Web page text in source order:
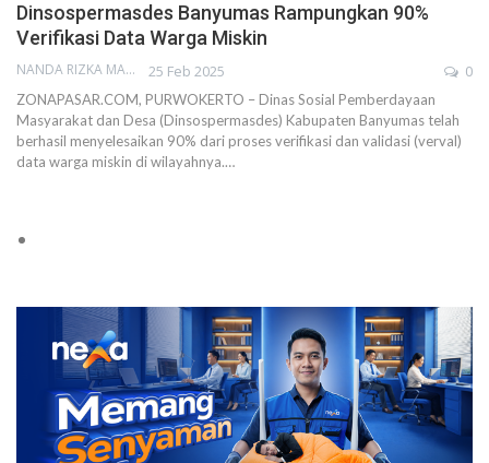
Dinsospermasdes Banyumas Rampungkan 90%
Verifikasi Data Warga Miskin
NANDA RIZKA MAHENDRA 25 Feb 2025 0
ZONAPASAR.COM, PURWOKERTO – Dinas Sosial Pemberdayaan
Masyarakat dan Desa (Dinsospermasdes) Kabupaten Banyumas telah
berhasil menyelesaikan 90% dari proses verifikasi dan validasi (verval)
data warga miskin di wilayahnya.…